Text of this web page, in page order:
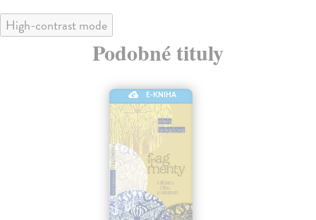
High-contrast mode
Podobné tituly
E-KNIHA